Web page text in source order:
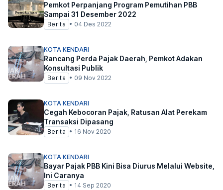
Pemkot Perpanjang Program Pemutihan PBB
Sampai 31 Desember 2022
Berita • 04 Des 2022
KOTA KENDARI
Rancang Perda Pajak Daerah, Pemkot Adakan
Konsultasi Publik
Berita • 09 Nov 2022
KOTA KENDARI
Cegah Kebocoran Pajak, Ratusan Alat Perekam
Transaksi Dipasang
Berita • 16 Nov 2020
KOTA KENDARI
Bayar Pajak PBB Kini Bisa Diurus Melalui Website,
Ini Caranya
Berita • 14 Sep 2020